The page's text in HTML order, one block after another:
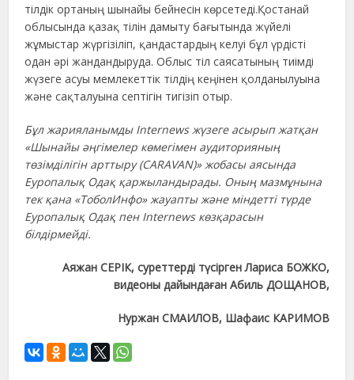
тілдік ортаның шынайы бейнесін көрсетеді.Қостанай
облысында қазақ тілін дамыту бағытында жүйелі
жұмыстар жүргізіліп, қандастардың келуі бұл үрдісті
одан әрі жандандыруда. Облыс тіл саясатының тиімді
жүзеге асуы мемлекеттік тілдің кеңінен қолданылуына
және сақталуына септігін тигізіп отыр.
Бұл жарияланымды Internews жүзеге асырып жатқан
«Шынайы әңгімелер көмегімен аудиторияның
төзімділігін арттыру (CARAVAN)» жобасы аясында
Еуропалық Одақ қаржыландырады. Оның мазмұнына
тек қана «ТоболИнфо» жауапты және міндетті түрде
Еуропалық Одақ пен Internews көзқарасын
білдірмейді.
Аяжан СЕРІК, суреттерді түсірген Лариса БОЖКО,
видеоны дайындаған Абиль ДОЩАНОВ,
Нуржан СМАИЛОВ, Шафаис КАРИМОВ